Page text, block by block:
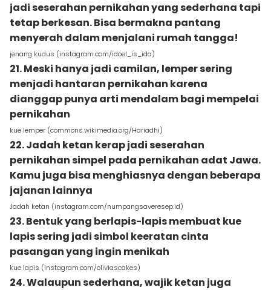
jadi seserahan pernikahan yang sederhana tapi
tetap berkesan. Bisa bermakna pantang
menyerah dalam menjalani rumah tangga!
jenang kudus (instagram.com/idoel_is_ida)
21. Meski hanya jadi camilan, lemper sering
menjadi hantaran pernikahan karena
dianggap punya arti mendalam bagi mempelai
pernikahan
kue lemper (commons.wikimedia.org/Hariadhi)
22. Jadah ketan kerap jadi seserahan
pernikahan simpel pada pernikahan adat Jawa.
Kamu juga bisa menghiasnya dengan beberapa
jajanan lainnya
Jadah ketan (instagram.com/numpangsaveresep.id)
23. Bentuk yang berlapis-lapis membuat kue
lapis sering jadi simbol keeratan cinta
pasangan yang ingin menikah
kue lapis (instagram.com/oliviascakes)
24. Walaupun sederhana, wajik ketan juga